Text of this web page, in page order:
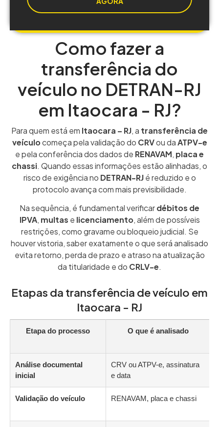
Como fazer a
transferência do
veículo no DETRAN-RJ
em Itaocara - RJ?
Para quem está em Itaocara – RJ, a transferência de
veículocomeça pela validação do CRVou daATPV-e
e pela conferência dos dados de RENAVAM, placa e
chassi. Quando essas informações estão alinhadas, o
risco de exigência no DETRAN-RJé reduzido e o
protocolo avança com mais previsibilidade.
Na sequência, é fundamental verificardébitos de
IPVA, multas e licenciamento, além de possíveis
restrições, como gravame ou bloqueio judicial. Se
houver vistoria, saber exatamente o que será analisado
evita retorno, perda de prazo e atraso na atualização
da titularidade e do CRLV-e.
Etapas da transferência de veículo em
Itaocara - RJ
Etapa do processo O que é analisado
Análise documental
inicial
CRV ou ATPV-e, assinatura
e data
Validação do veículo RENAVAM, placa e chassi